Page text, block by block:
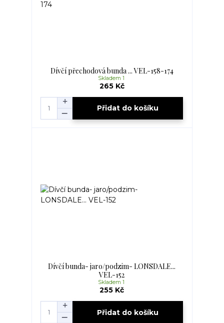
Dívčí přechodová bunda ... VEL-158-174
265 Kč
Skladem 1
Přidat do košíku
Dívčí bunda- jaro/podzim- LONSDALE...
VEL-152
255 Kč
Skladem 1
Přidat do košíku